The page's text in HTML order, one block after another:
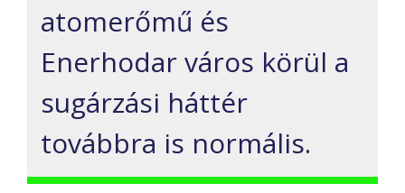
atomerőmű és
Enerhodar város körül a
sugárzási háttér
továbbra is normális.